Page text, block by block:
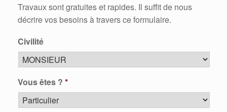
Travaux sont gratuites et rapides. Il suffit de nous
décrire vos besoins à travers ce formulaire.
Civilité
Vous êtes ? *